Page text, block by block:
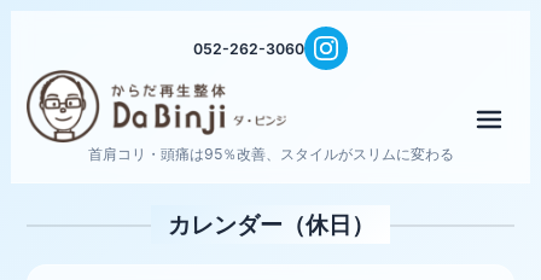
052-262-3060
首肩コリ・頭痛は95％改善、スタイルがスリムに変わる
カレンダー（休日）